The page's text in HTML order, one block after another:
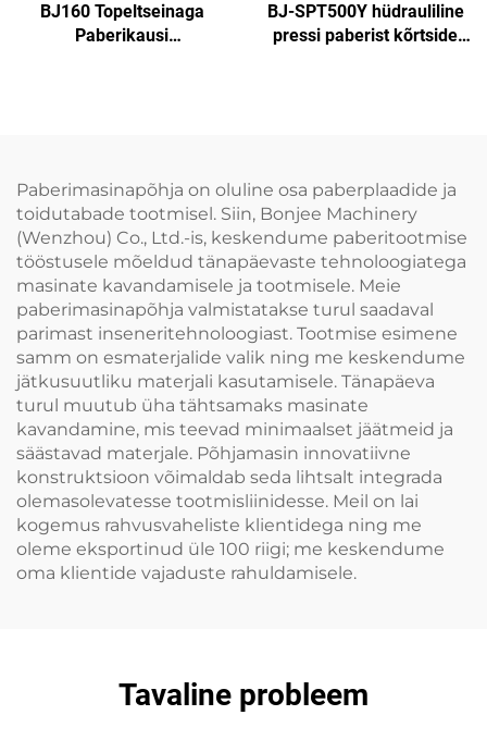
BJ160 Topeltseinaga
Paberikausi
BJ-SPT500Y hüdrauliline
pressi paberist kõrtside
Paberimasinapõhja on oluline osa paberplaadide ja
toidutabade tootmisel. Siin, Bonjee Machinery
(Wenzhou) Co., Ltd.-is, keskendume paberitootmise
tööstusele mõeldud tänapäevaste tehnoloogiatega
masinate kavandamisele ja tootmisele. Meie
paberimasinapõhja valmistatakse turul saadaval
parimast inseneritehnoloogiast. Tootmise esimene
samm on esmaterjalide valik ning me keskendume
jätkusuutliku materjali kasutamisele. Tänapäeva
turul muutub üha tähtsamaks masinate
kavandamine, mis teevad minimaalset jäätmeid ja
säästavad materjale. Põhjamasin innovatiivne
konstruktsioon võimaldab seda lihtsalt integrada
olemasolevatesse tootmisliinidesse. Meil on lai
kogemus rahvusvaheliste klientidega ning me
oleme eksportinud üle 100 riigi; me keskendume
oma klientide vajaduste rahuldamisele.
Tavaline probleem